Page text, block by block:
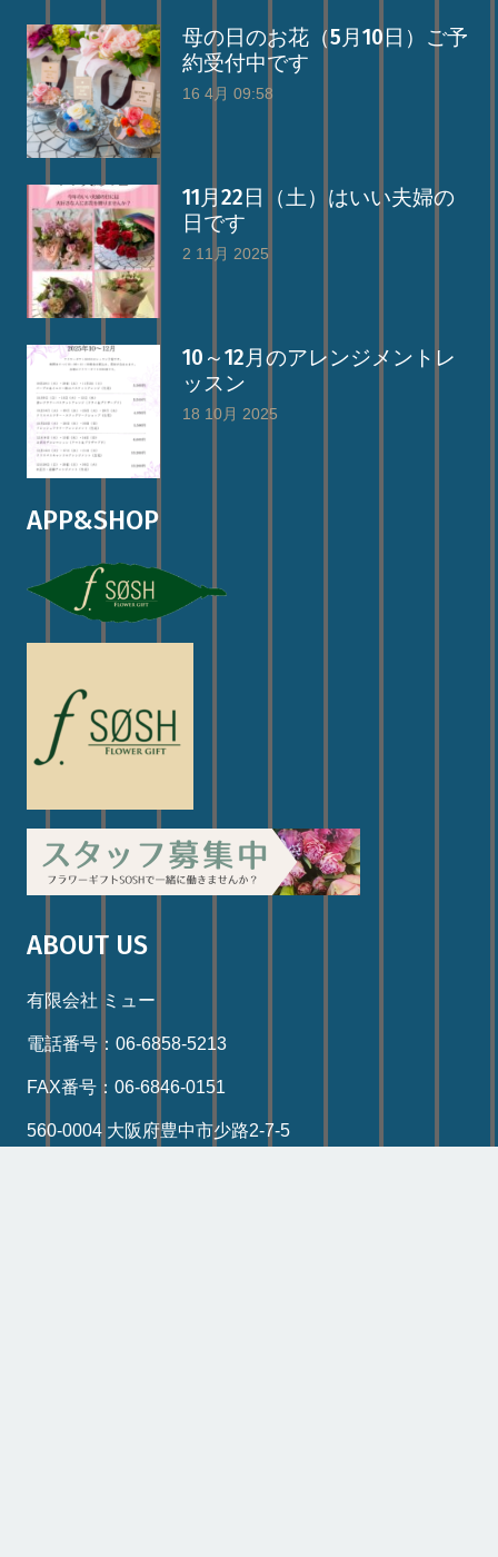
母の日のお花（5月10日）ご予
約受付中です
16 4月 09:58
11月22日（土）はいい夫婦の
日です
2 11月 2025
10～12月のアレンジメントレ
ッスン
18 10月 2025
APP&SHOP
ABOUT US
有限会社 ミュー
電話番号：06-6858-5213
FAX番号：06-6846-0151
560-0004 大阪府豊中市少路2-7-5